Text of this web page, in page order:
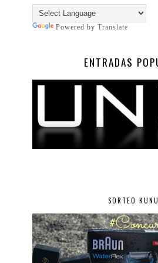
Powered by Translate
ENTRADAS
SORTEO